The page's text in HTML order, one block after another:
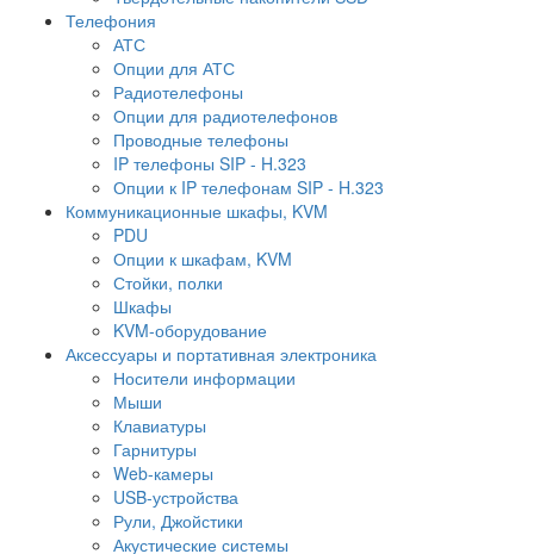
Телефония
АТС
Опции для АТС
Радиотелефоны
Опции для радиотелефонов
Проводные телефоны
IP телефоны SIP - H.323
Опции к IP телефонам SIP - H.323
Коммуникационные шкафы, KVM
PDU
Опции к шкафам, KVM
Стойки, полки
Шкафы
KVM-оборудование
Аксессуары и портативная электроника
Носители информации
Мыши
Клавиатуры
Гарнитуры
Web-камеры
USB-устройства
Рули, Джойстики
Акустические системы